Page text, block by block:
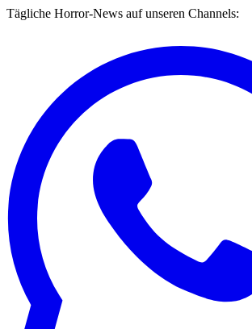
Tägliche Horror-News auf unseren Channels: